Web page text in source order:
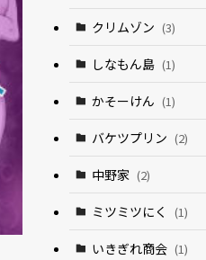
クリムゾン (3)
しなもん島 (1)
かそーけん (1)
バケツプリン (2)
中野家 (2)
ミツミツにく (1)
いきぎれ商会 (1)